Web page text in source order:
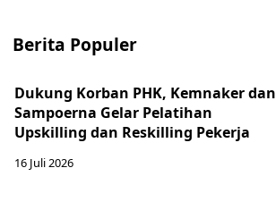
Berita Populer
Dukung Korban PHK, Kemnaker dan
Sampoerna Gelar Pelatihan
Upskilling dan Reskilling Pekerja
16 Juli 2026